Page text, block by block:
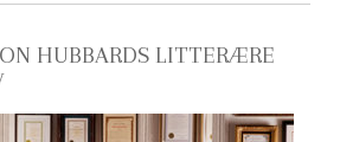
HUBBARDS LITTERÆRE